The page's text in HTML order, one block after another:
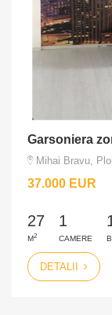
Garsoniera
Mihai Bravu,
37.000 EUR
27
M2
1
CAMERE
DETALII